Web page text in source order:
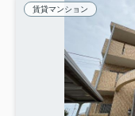
賃貸マンション